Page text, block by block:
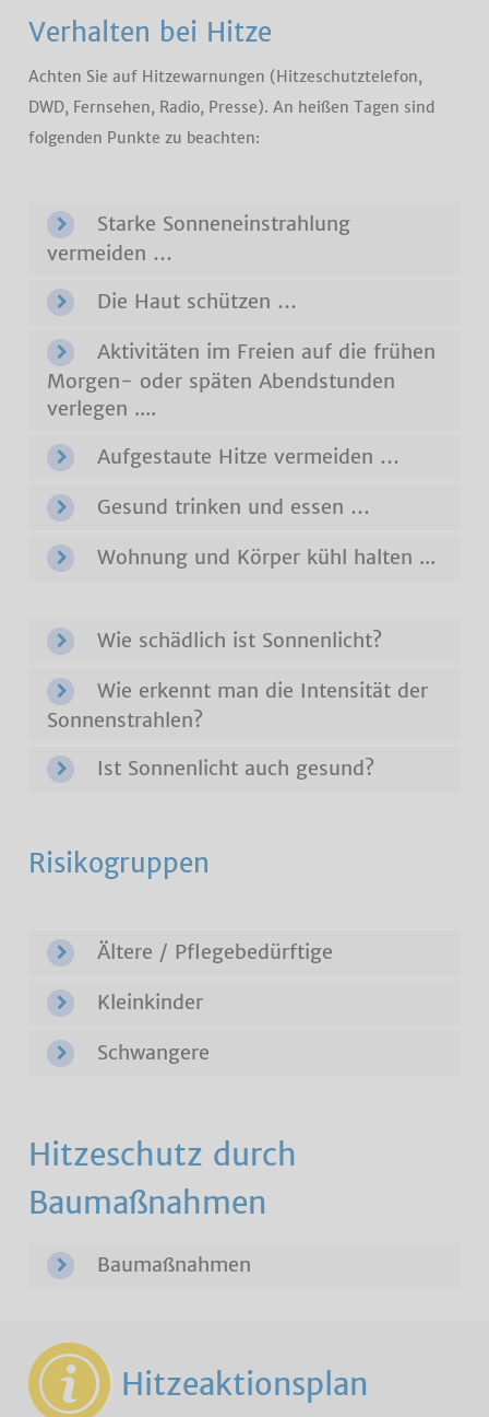
Verhalten bei Hitze
Achten Sie auf Hitzewarnungen (Hitzeschutztelefon,
DWD, Fernsehen, Radio, Presse). An heißen Tagen sind
folgenden Punkte zu beachten:
Starke Sonneneinstrahlung
vermeiden …
Die Haut schützen …
Aktivitäten im Freien auf die frühen
Morgen- oder späten Abendstunden
verlegen ....
Aufgestaute Hitze vermeiden …
Gesund trinken und essen …
Wohnung und Körper kühl halten ...
Wie schädlich ist Sonnenlicht?
Wie erkennt man die Intensität der
Sonnenstrahlen?
Ist Sonnenlicht auch gesund?
Risikogruppen
Ältere / Pflegebedürftige
Kleinkinder
Schwangere
Hitzeschutz durch
Baumaßnahmen
Baumaßnahmen
Hitzeaktionsplan